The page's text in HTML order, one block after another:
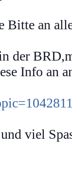
Bitte an
der
Info an
viel